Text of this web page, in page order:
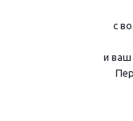
с
и ваш